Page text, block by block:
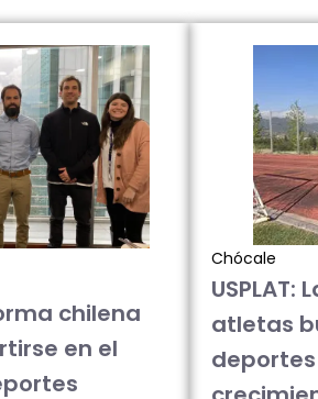
chilena
en el
Chócale
atletas